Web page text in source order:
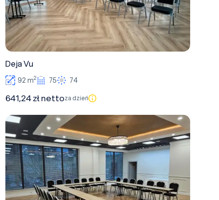
Deja Vu
92 m2 75 74
641,24 zł nettoza dzień
Vabank